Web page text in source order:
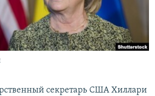
СУДЯТ?
КРЫМА
секретарь США Хиллари